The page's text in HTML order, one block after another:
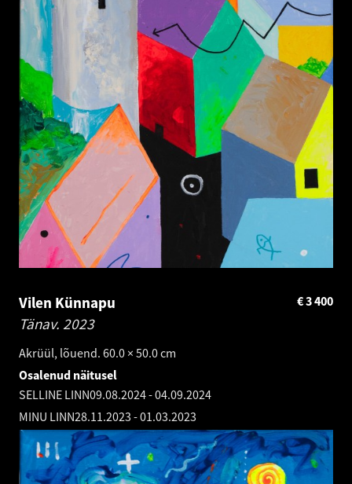
Vilen Künnapu
Tänav. 2023
Akrüül, lõuend. 60.0 × 50.0 cm
3 400
€
Osalenud näitusel
SELLINE LINN09.08.2024-04.09.2024
MINU LINN28.11.2023 -01.03.2023